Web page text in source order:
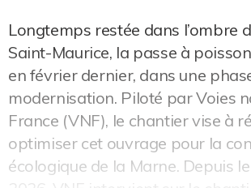
Longtemps restée dans l’ombre
Saint-Maurice, la passe à
en février dernier, dans une
modernisation. Piloté par Voies
France (VNF), le chantier vise à
optimiser cet ouvrage pour la
écologique de la Marne. Depuis